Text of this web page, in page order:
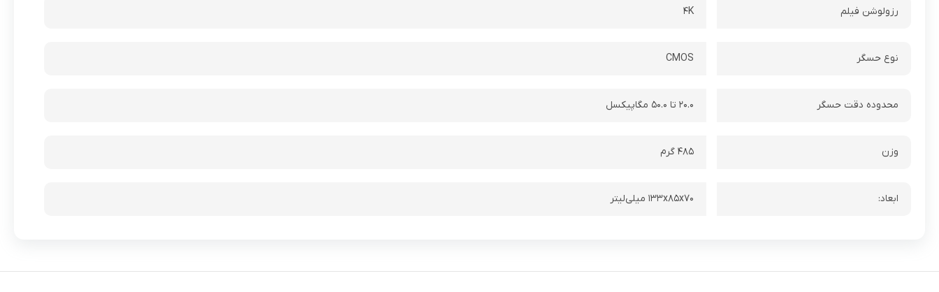
رزولوشن فیلم ۴K
نوع حسگر CMOS
محدوده دقت حسگر ۲۰.۰ تا ۵۰.۰ مگاپیکسل
وزن ۴۸۵ گرم
ابعاد: ۱۳۳x۸۵x۷۰ میلی‌لیتر